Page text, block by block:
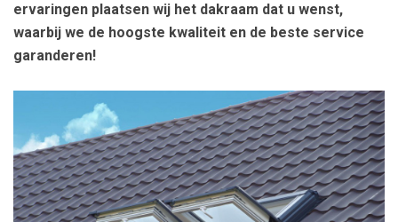
ervaringen plaatsen wij het dakraam dat u wenst,
waarbij we de hoogste kwaliteit en de beste service
garanderen!